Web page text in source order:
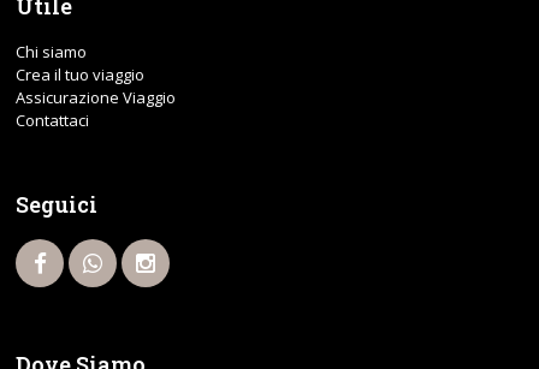
Utile
Chi siamo
Crea il tuo viaggio
Assicurazione Viaggio
Contattaci
Seguici